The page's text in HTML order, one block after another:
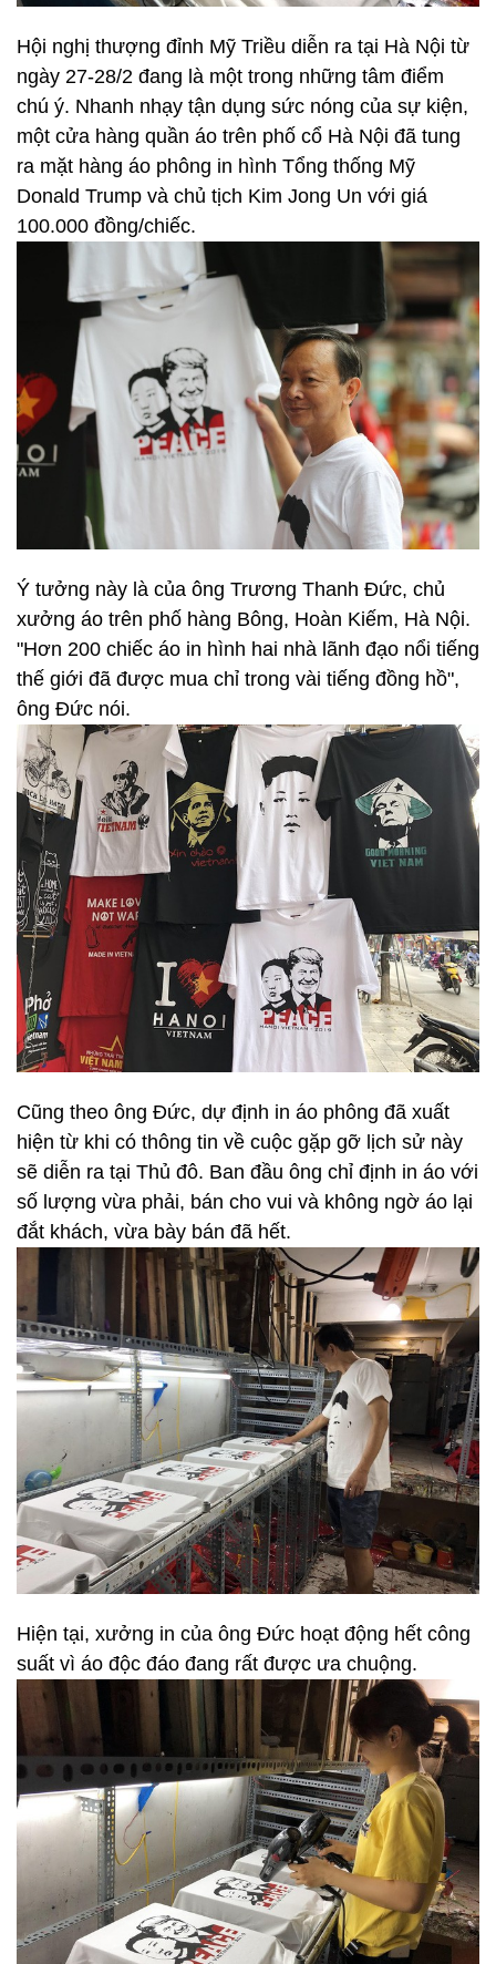
Hội nghị thượng đỉnh Mỹ Triều diễn ra tại Hà Nội từ
ngày 27-28/2 đang là một trong những tâm điểm
chú ý. Nhanh nhạy tận dụng sức nóng của sự kiện,
một cửa hàng quần áo trên phố cổ Hà Nội đã tung
ra mặt hàng áo phông in hình Tổng thống Mỹ
Donald Trump và chủ tịch Kim Jong Un với giá
100.000 đồng/chiếc.
Ý tưởng này là của ông Trương Thanh Đức, chủ
xưởng áo trên phố hàng Bông, Hoàn Kiếm, Hà Nội.
"Hơn 200 chiếc áo in hình hai nhà lãnh đạo nổi tiếng
thế giới đã được mua chỉ trong vài tiếng đồng hồ",
ông Đức nói.
Cũng theo ông Đức, dự định in áo phông đã xuất
hiện từ khi có thông tin về cuộc gặp gỡ lịch sử này
sẽ diễn ra tại Thủ đô. Ban đầu ông chỉ định in áo với
số lượng vừa phải, bán cho vui và không ngờ áo lại
đắt khách, vừa bày bán đã hết.
Hiện tại, xưởng in của ông Đức hoạt động hết công
suất vì áo độc đáo đang rất được ưa chuộng.